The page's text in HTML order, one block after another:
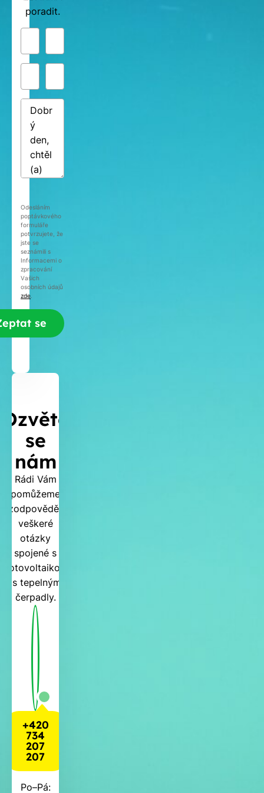
Ozvěte
se
nám
Rádi Vám
pomůžeme
zodpovědět
veškeré
otázky
spojené s
fotovoltaikou
i s tepelnými
čerpadly.
+420
734
207
207
Po–Pá:
poradit.
Odesláním
poptávkového
formuláře
potvrzujete, že
jste se
seznámili s
Informacemi o
zpracování
Vašich
osobních údajů
zde.